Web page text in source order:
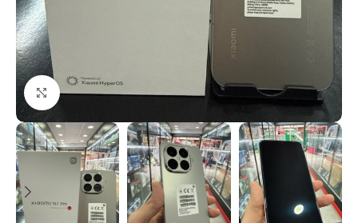
Click to enlarge